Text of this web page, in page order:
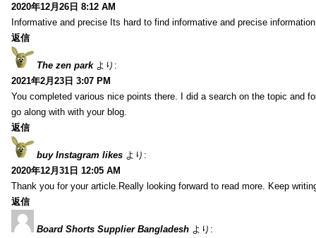
2020年12月26日 8:12 AM
Informative and precise Its hard to find informative and precise
返信
The zen park より:
2021年2月23日 3:07 PM
You completed various nice points there. I did a search on the topic and
go along with with your blog.
返信
buy Instagram likes より:
2020年12月31日 12:05 AM
Thank you for your article.Really looking forward to read more. Keep
返信
Board Shorts Supplier Bangladesh より: